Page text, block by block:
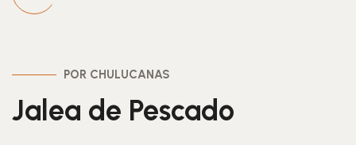
POR CHULUCANAS
Jalea de Pescado